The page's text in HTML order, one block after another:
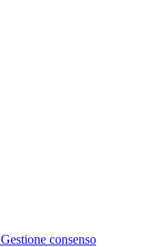
Gestione consenso